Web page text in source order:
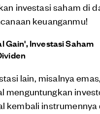
investasi saham di
keuanganmu!
Gain', Investasi Saham
lain, misalnya emas,
menguntungkan
kembali instrumennya